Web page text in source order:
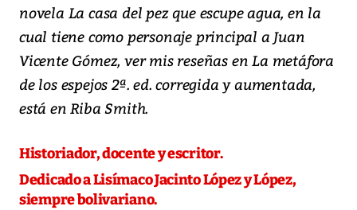
novela La casa del pez que escupe agua, en la
cual tiene como personaje principal a Juan
Vicente Gómez, ver mis reseñas en La metáfora
de los espejos 2ª. ed. corregida y aumentada,
está en Riba Smith.
Historiador, docente y escritor.
Dedicado a Lisímaco Jacinto López y López,
siempre bolivariano.